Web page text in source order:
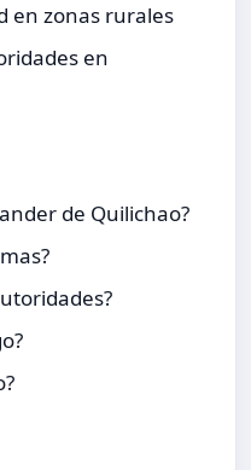
en zonas rurales
en
de Quilichao?